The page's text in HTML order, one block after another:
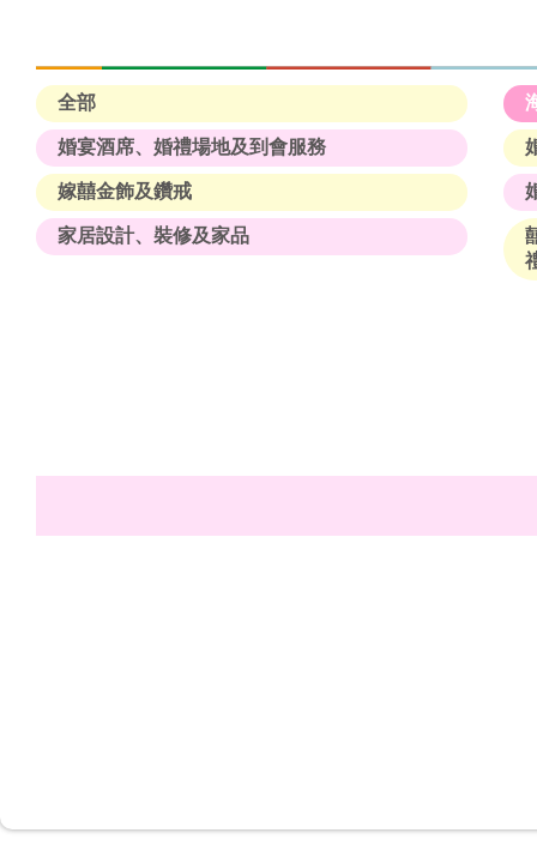
全部
婚宴酒席、婚禮場地及到會服務
嫁囍金飾及鑽戒
家居設計、裝修及家品